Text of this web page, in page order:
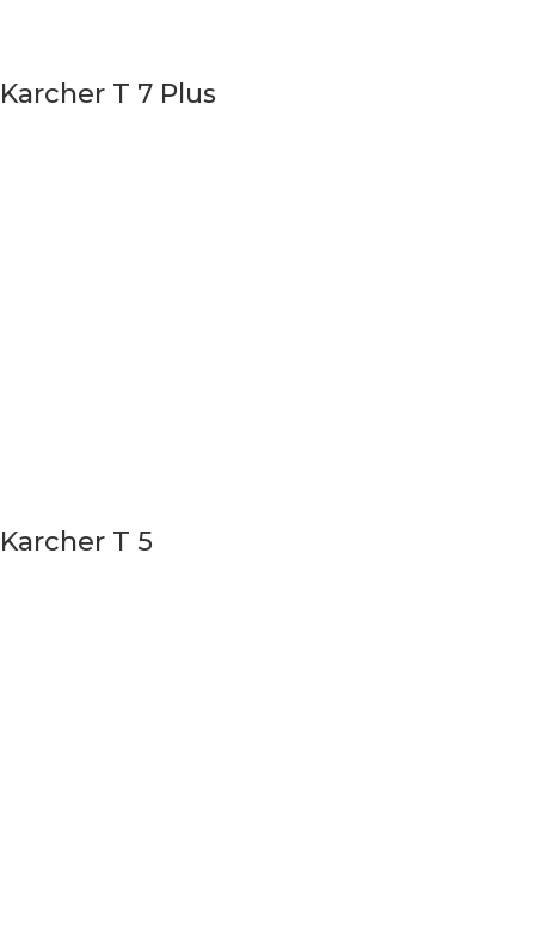
Karcher T 7 Plus
Karcher T 5